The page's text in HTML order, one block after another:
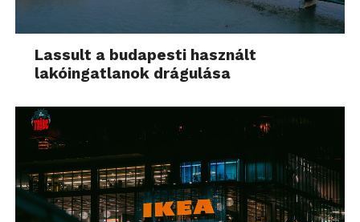
Lassult a budapesti használt
lakóingatlanok drágulása